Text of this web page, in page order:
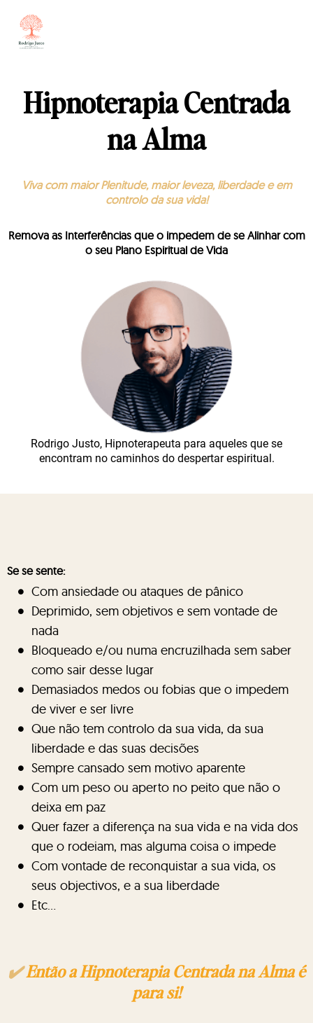
Hipnoterapia Centrada
na Alma
Viva com maior Plenitude, maior leveza, liberdade e em
controlo da sua vida!
Remova as Interferências que o impedem de se Alinhar com
o seu Plano Espiritual de Vida
Rodrigo Justo, Hipnoterapeuta para aqueles que se
encontram no caminhos do despertar espiritual.
Se se sente:
Com ansiedade ou ataques de pânico
Deprimido, sem objetivos e sem vontade de
nada
Bloqueado e/ou numa encruzilhada sem saber
como sair desse lugar
Demasiados medos ou fobias que o impedem
de viver e ser livre
Que não tem controlo da sua vida, da sua
liberdade e das suas decisões
Sempre cansado sem motivo aparente
Com um peso ou aperto no peito que não o
deixa em paz
Quer fazer a diferença na sua vida e na vida dos
que o rodeiam, mas alguma coisa o impede
Com vontade de reconquistar a sua vida, os
seus objectivos, e a sua liberdade
Etc...
✔️Então a Hipnoterapia Centrada na Alma é
para si!